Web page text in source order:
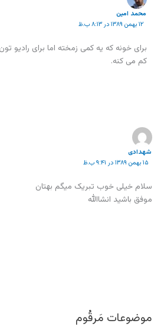
محمد امین
۱۲ بهمن ۱۳۸۹ در ۸:۱۳ ب.ظ
برای خونه که یه کمی زمخته اما برای رادیو
کم می کنه.
شهدادی
۱۵ بهمن ۱۳۸۹ در ۹:۴۱ ب.ظ
سلام خیلی خوب تبریک میگم بهتان
موفق باشید انشاالله
موضوعات مَرقُوم